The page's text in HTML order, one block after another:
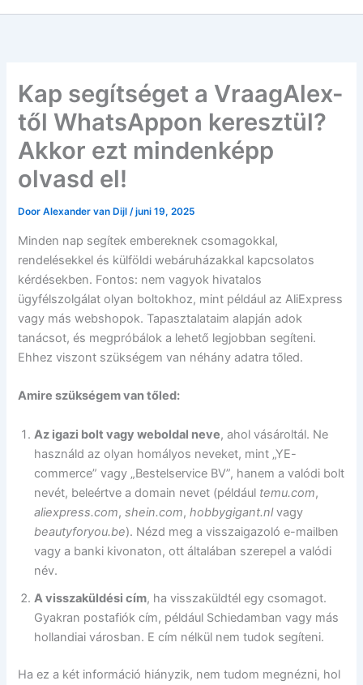
Kap segítséget a VraagAlex-
től WhatsAppon keresztül?
Akkor ezt mindenképp
olvasd el!
DoorAlexander van Dijl/juni 19, 2025
Minden nap segítek embereknek csomagokkal,
rendelésekkel és külföldi webáruházakkal kapcsolatos
kérdésekben. Fontos: nem vagyok hivatalos
ügyfélszolgálat olyan boltokhoz, mint például az AliExpress
vagy más webshopok. Tapasztalataim alapján adok
tanácsot, és megpróbálok a lehető legjobban segíteni.
Ehhez viszont szükségem van néhány adatra tőled.
Amire szükségem van tőled:
Az igazi bolt vagy weboldal neve, ahol vásároltál. Ne
használd az olyan homályos neveket, mint „YE-
commerce” vagy „Bestelservice BV”, hanem a valódi bolt
nevét, beleértve a domain nevet (például temu.com,
aliexpress.com,shein.com,hobbygigant.nlvagy
beautyforyou.be). Nézd meg a visszaigazoló e-mailben
vagy a banki kivonaton, ott általában szerepel a valódi
név.
A visszaküldési cím, ha visszaküldtél egy csomagot.
Gyakran postafiók cím, például Schiedamban vagy más
hollandiai városban. E cím nélkül nem tudok segíteni.
Ha ez a két információ hiányzik, nem tudom megnézni, hol